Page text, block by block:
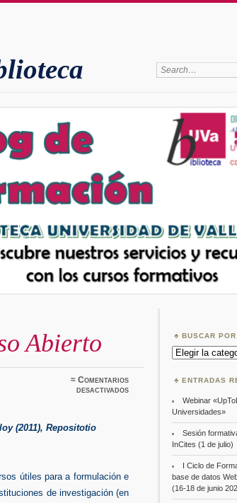
Search:
Abierto
≈Comentarios
desactivadosen
(2011), Repositotio
útiles para a formulación e
de investigación (en
BUSCAR
Buscar
por
ENTRADAS
Webinar
Universidades»
Sesión
InCites (1 de julio)
I Ciclo de
base de datos
(16-18 de junio